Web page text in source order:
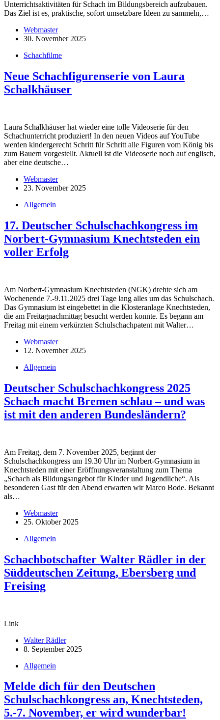
Unterrichtsaktivitäten für Schach im Bildungsbereich aufzubauen.
Das Ziel ist es, praktische, sofort umsetzbare Ideen zu sammeln,…
Webmaster
30. November 2025
Schachfilme
Neue Schachfigurenserie von Laura
Schalkhäuser
Laura Schalkhäuser hat wieder eine tolle Videoserie für den
Schachunterricht produziert! In den neuen Videos auf YouTube
werden kindergerecht Schritt für Schritt alle Figuren vom König bis
zum Bauern vorgestellt. Aktuell ist die Videoserie noch auf englisch,
aber eine deutsche…
Webmaster
23. November 2025
Allgemein
17. Deutscher Schulschachkongress im
Norbert-Gymnasium Knechtsteden ein
voller Erfolg
Am Norbert-Gymnasium Knechtsteden (NGK) drehte sich am
Wochenende 7.-9.11.2025 drei Tage lang alles um das Schulschach.
Das Gymnasium ist eingebettet in die Klosteranlage Knechtsteden,
die am Freitagnachmittag besucht werden konnte. Es begann am
Freitag mit einem verkürzten Schulschachpatent mit Walter…
Webmaster
12. November 2025
Allgemein
Deutscher Schulschachkongress 2025
Schach macht Bremen schlau – und was
ist mit den anderen Bundesländern?
Am Freitag, dem 7. November 2025, beginnt der
Schulschachkongress um 19.30 Uhr im Norbert-Gymnasium in
Knechtsteden mit einer Eröffnungsveranstaltung zum Thema
„Schach als Bildungsangebot für Kinder und Jugendliche“. Als
besonderen Gast für den Abend erwarten wir Marco Bode. Bekannt
als…
Webmaster
25. Oktober 2025
Allgemein
Schachbotschafter Walter Rädler in der
Süddeutschen Zeitung, Ebersberg und
Freising
Link
Walter Rädler
8. September 2025
Allgemein
Melde dich für den Deutschen
Schulschachkongress an, Knechtsteden,
5.-7. November, er wird wunderbar!